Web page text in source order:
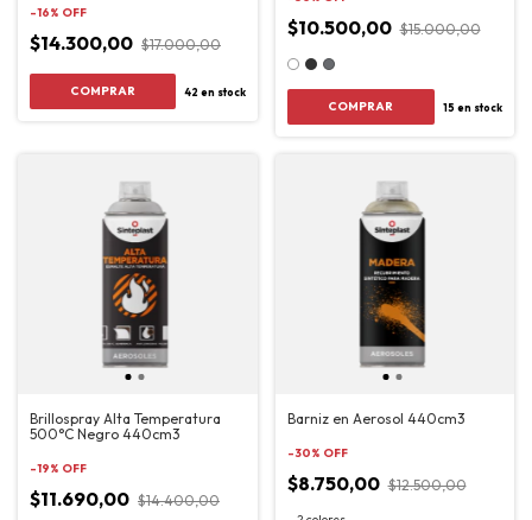
-16% OFF
$14.300,00 $17.000,00
42 en stock
$10.500,00 $15.000,00
COMPRAR 15 en stock
Brillospray Alta Temperatura
500°C Negro 440cm3
-19% OFF
$11.690,00 $14.400,00
Barniz en Aerosol 440cm3
-30% OFF
$8.750,00 $12.500,00